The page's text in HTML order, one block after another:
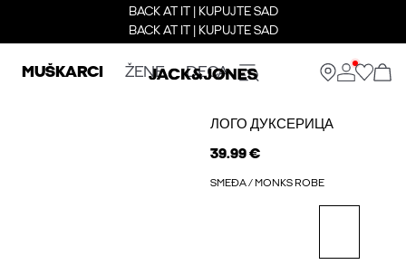
BACK AT IT | KUPUJTE SAD
BACK AT IT | KUPUJTE SAD
MUŠKARCI ŽENE DECA
ЛОГО ДУКСЕРИЦА
39.99 €
SMEĐA / MONKS ROBE